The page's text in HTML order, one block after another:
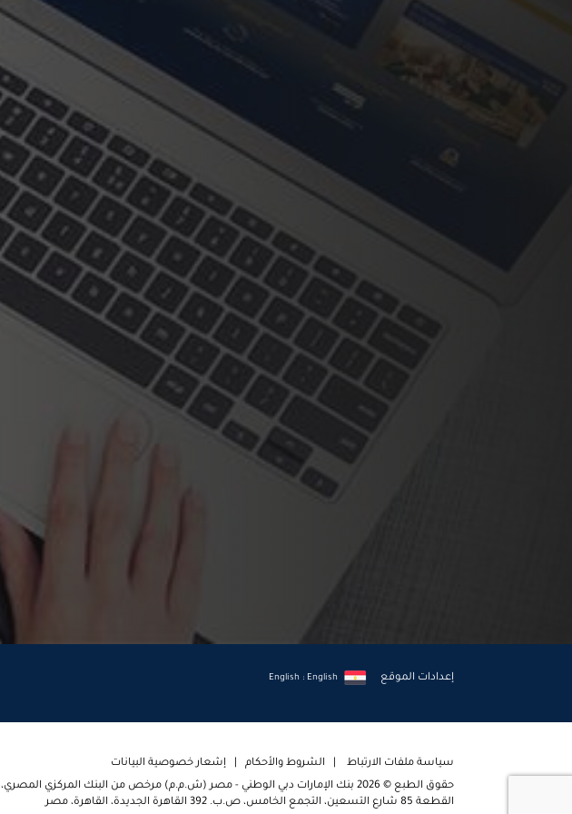
إعدادات الموقع English : English
سياسة ملفات الارتباط الشروط والأحكام إشعار خصوصية البيانات
حقوق الطبع © 2026 بنك الإمارات دبي الوطني - مصر (ش.م.م) مرخص من البنك المركزي المصري،
القطعة 85 شارع التسعين، التجمع الخامس، ص.ب. 392 القاهرة الجديدة، القاهرة، مصر